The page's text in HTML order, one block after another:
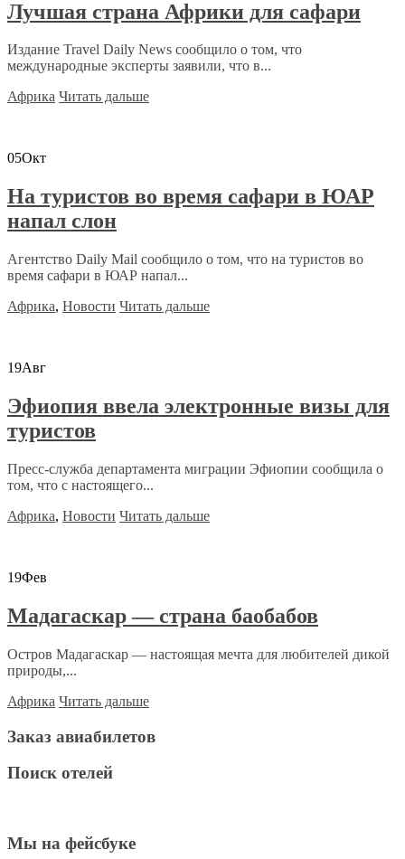
Лучшая страна Африки для сафари
Издание Travel Daily News сообщило о том, что
международные эксперты заявили, что в...
Африка Читать дальше
05Окт
На туристов во время сафари в ЮАР
напал слон
Агентство Daily Mail сообщило о том, что на туристов во
время сафари в ЮАР напал...
Африка, Новости Читать дальше
19Авг
Эфиопия ввела электронные визы для
туристов
Пресс-служба департамента миграции Эфиопии сообщила о
том, что с настоящего...
Африка, Новости Читать дальше
19Фев
Мадагаскар — страна баобабов
Остров Мадагаскар — настоящая мечта для любителей дикой
природы,...
Африка Читать дальше
Заказ авиабилетов
Поиск отелей
Мы на фейсбуке